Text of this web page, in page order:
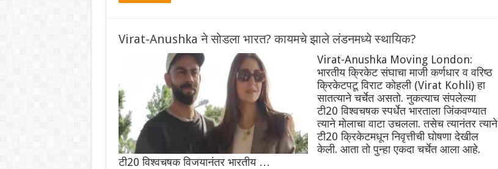
Virat-Anushka ने सोडला भारत? कायमचे झाले लंडनमध्ये स्थायिक?
Virat-Anushka Moving London:
भारतीय क्रिकेट संघाचा माजी कर्णधार व वरिष्ठ
क्रिकेटपटू विराट कोहली (Virat Kohli) हा
सातत्याने चर्चेत असतो. नुकत्याच संपलेल्या
टी20 विश्वचषक स्पर्धेत भारताला जिंकवण्यात
त्याने मोलाचा वाटा उचलला. तसेच त्यानंतर त्याने
टी20 क्रिकेटमधून निवृत्तीची घोषणा देखील
केली. आता तो पुन्हा एकदा चर्चेत आला आहे.
टी20 विश्वचषक विजयानंतर भारतीय …